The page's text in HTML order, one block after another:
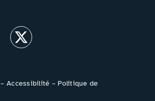
–Accessibilité – Politique de